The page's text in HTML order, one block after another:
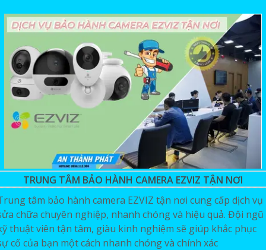
TRUNG TÂM BẢO HÀNH CAMERA EZVIZ TẬN NƠI
tâm bảo hành camera EZVIZ tận nơi cung cấp dịch vụ
chữa chuyên nghiệp, nhanh chóng và hiệu quả. Đội ngũ
thuật viên tận tâm, giàu kinh nghiệm sẽ giúp khắc phục
cố của bạn một cách nhanh chóng và chính xác